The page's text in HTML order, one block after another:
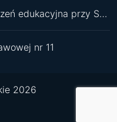
„Zagroda Motyli”– nowa przestrzeń edukacyjna przy SP 11
nr 11
2026